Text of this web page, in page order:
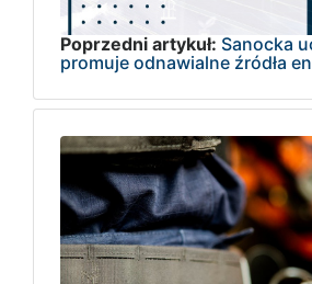
Poprzedni artykuł: Sanocka
promuje odnawialne źródła